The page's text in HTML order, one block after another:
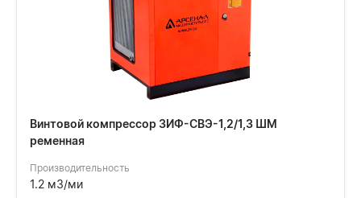
Винтовой компрессор ЗИФ-СВЭ-1,2/1,3 ШМ
ременная
Производительность
1.2 м3/ми